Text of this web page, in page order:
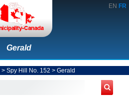
EN FR
Gerald
> Spy Hill No. 152 > Gerald